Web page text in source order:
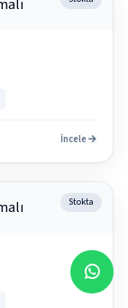
İncele
Stokta